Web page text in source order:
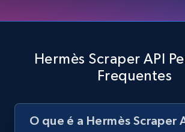
Hermès Scraper API
Frequentes
O que é a Hermès Scraper